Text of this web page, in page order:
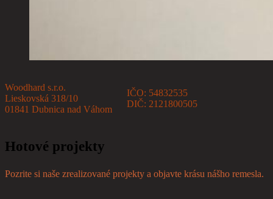
Woodhard s.r.o.
Lieskovská 318/10
01841 Dubnica nad Váhom
IČO: 54832535
DIČ: 2121800505
Hotové projekty
Pozrite si naše zrealizované projekty a objavte krásu nášho remesla.